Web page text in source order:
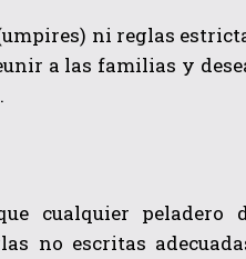
ni reglas
a las familias y
cualquier peladero
no escritas